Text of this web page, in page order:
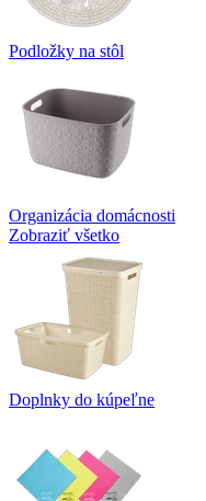
Podložky na stôl
Organizácia domácnosti
Zobraziť všetko
Doplnky do kúpeľne